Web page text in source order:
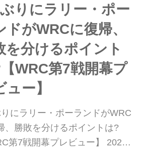
(未舗装路)ラリーで、9月の第11
ー・チリ・ビオビオまで続く
ベル7連戦」の初戦となる。
りにラリー・ポー
ドがWRCに復帰、
を分けるポイント
WRC第7戦開幕プ
ュー】
にラリー・ポーランドがWRC
、勝敗を分けるポイントは?
第7戦開幕プレビュー】 2024